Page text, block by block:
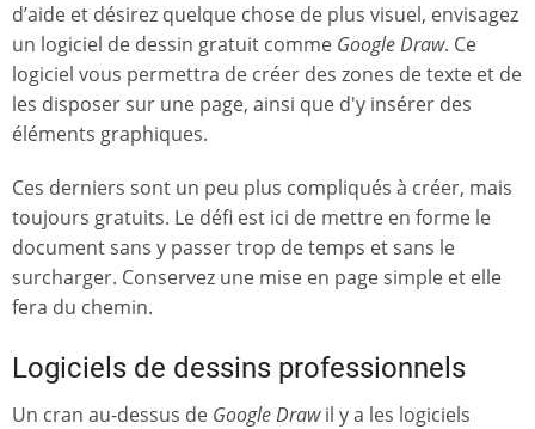
d’aide et désirez quelque chose de plus visuel, envisagez
un logiciel de dessin gratuit comme Google Draw. Ce
logiciel vous permettra de créer des zones de texte et de
les disposer sur une page, ainsi que d'y insérer des
éléments graphiques.
Ces derniers sont un peu plus compliqués à créer, mais
toujours gratuits. Le défi est ici de mettre en forme le
document sans y passer trop de temps et sans le
surcharger. Conservez une mise en page simple et elle
fera du chemin.
Logiciels de dessins professionnels
Un cran au-dessus de Google Drawil y a les logiciels